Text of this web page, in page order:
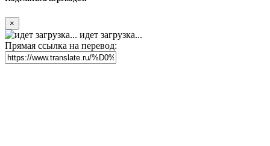
×
идет загрузка...
Прямая ссылка на перевод: